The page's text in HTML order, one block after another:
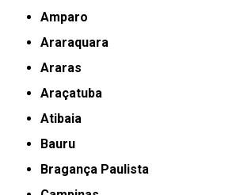
Amparo
Araraquara
Araras
Araçatuba
Atibaia
Bauru
Bragança Paulista